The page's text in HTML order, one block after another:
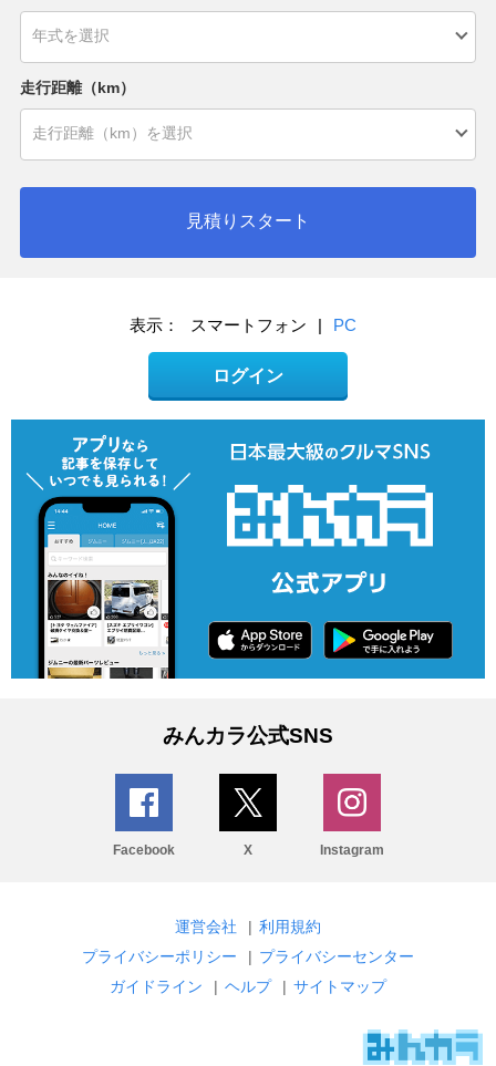
走行距離（km）
見積りスタート
表示： スマートフォン | PC
ログイン
みんカラ公式SNS
Facebook X Instagram
運営会社 | 利用規約
プライバシーポリシー
| プライバシーセンター
ガイドライン
| ヘルプ | サイトマップ